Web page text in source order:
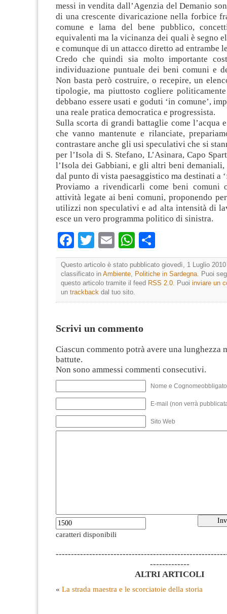
messi in vendita dall’Agenzia del Demanio
di una crescente divaricazione nella forbice
comune e lama del bene pubblico,
equivalenti ma la vicinanza dei quali è segno
e comunque di un attacco diretto ad entrambe
Credo che quindi sia molto importante
individuazione puntuale dei beni comuni e
Non basta però costruire, o recepire, un
tipologie, ma piuttosto cogliere
debbano essere usati e goduti ‘in comune’,
una reale pratica democratica e progressista.
Sulla scorta di grandi battaglie come l’acqua
che vanno mantenute e rilanciate,
contrastare anche gli usi speculativi che si
per l’Isola di S. Stefano, L’Asinara, Capo
l’Isola dei Gabbiani, e gli altri beni demaniali,
dal punto di vista paesaggistico ma destinati a
Proviamo a rivendicarli come beni comuni
attività legate ai beni comuni, proponendo
utilizzi non speculativi e ad alta intensità di
esce un vero programma politico di sinistra.
Facebook
TwitterEmailWhatsApp
Questo articolo è stato pubblicato giovedì, 1 Luglio
classificato in Ambiente, Politiche in Sardegna. Puoi
questo articolo tramite il feed RSS 2.0. Puoi inviare un
un trackback dal tuo sito.
Scrivi un commento
Ciascun commento potrà avere una lunghezza
battute.
Non sono ammessi commenti consecutivi.
Nome e
E-mail (non verrà
Sito Web
caratteri disponibili
-------------
ALTRI ARTICOLI
« La strada maestra e le scorciatoie della storia